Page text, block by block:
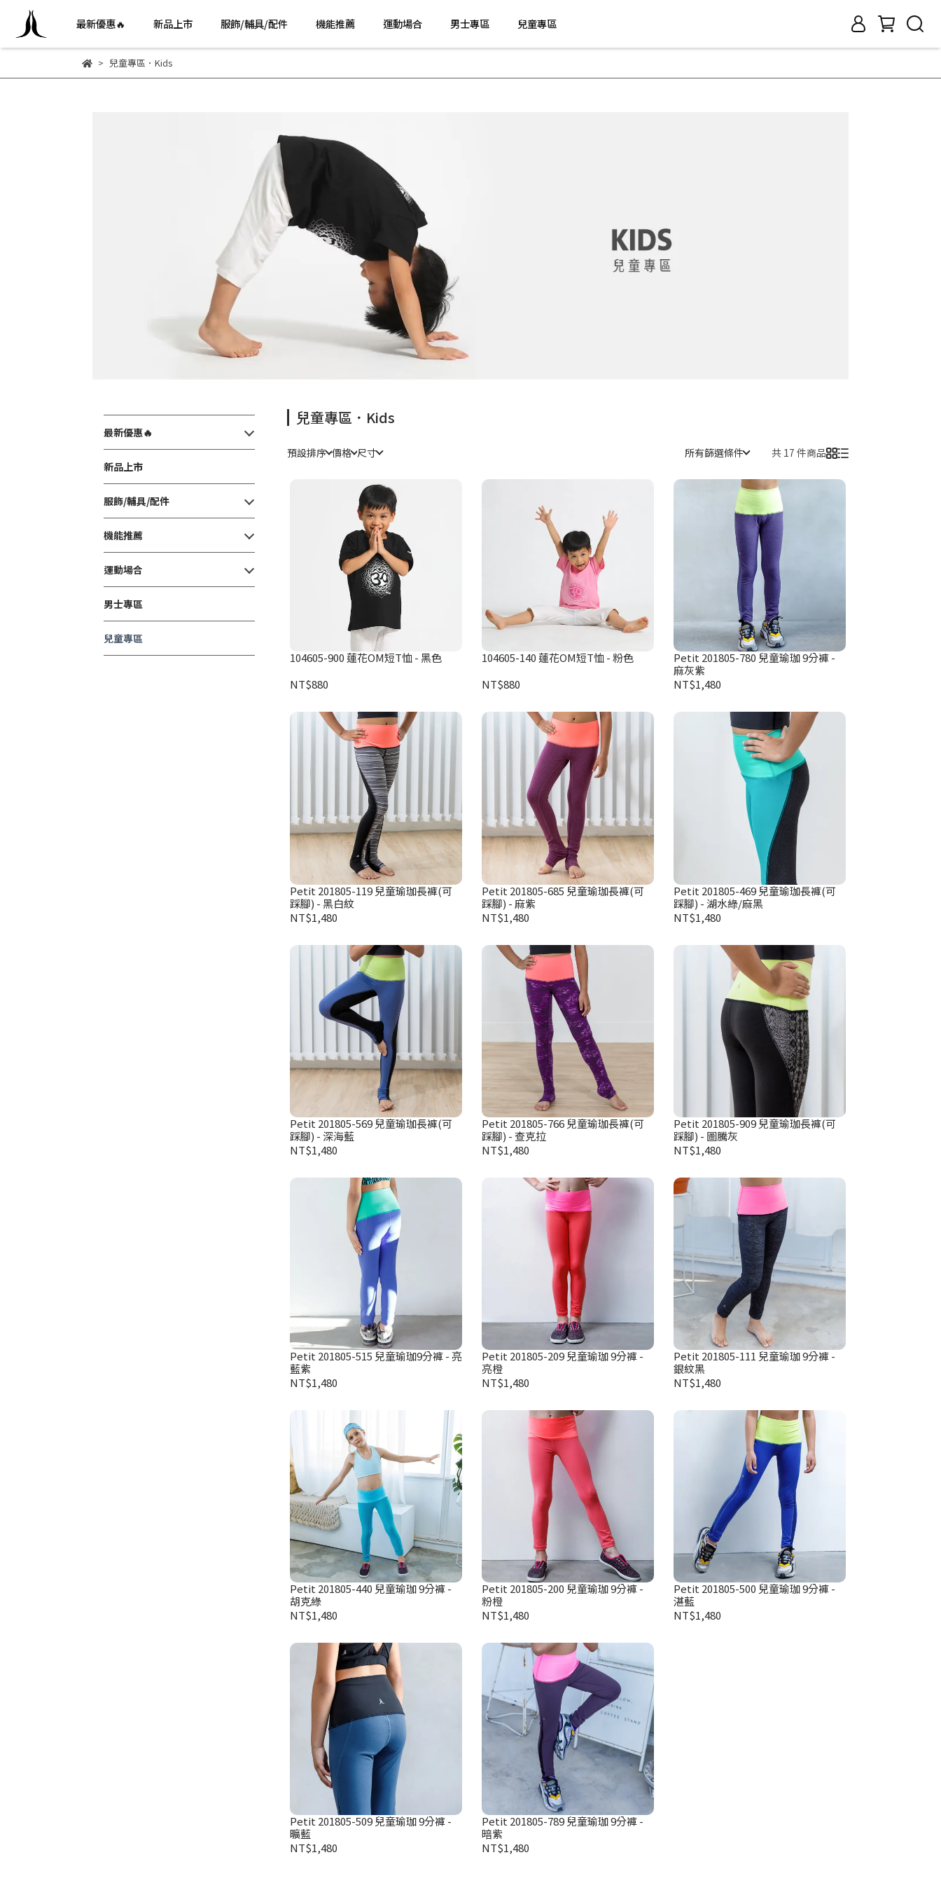
最新優惠🔥 新品上市 服飾/輔具/配件 機能推薦 運動場合 男士專區 兒童專區
兒童專區．Kids
最新優惠🔥
新品上市
服飾/輔具/配件
機能推薦
運動場合
男士專區
兒童專區
兒童專區．Kids
預設排序 價格 尺寸 所有篩選條件 共 17 件商品
104605-900 蓮花OM短T恤 - 黑色
NT$880
104605-140 蓮花OM短T恤 - 粉色
NT$880
Petit 201805-780 兒童瑜珈 9分褲 -
麻灰紫
NT$1,480
Petit 201805-119 兒童瑜珈長褲(可
踩腳) - 黑白紋
NT$1,480
Petit 201805-685 兒童瑜珈長褲(可
踩腳) - 麻紫
NT$1,480
Petit 201805-469 兒童瑜珈長褲(可
踩腳) - 湖水綠/麻黑
NT$1,480
Petit 201805-569 兒童瑜珈長褲(可
踩腳) - 深海藍
NT$1,480
Petit 201805-766 兒童瑜珈長褲(可
踩腳) - 查克拉
NT$1,480
Petit 201805-909 兒童瑜珈長褲(可
踩腳) - 圖騰灰
NT$1,480
Petit 201805-515 兒童瑜珈9分褲 - 亮
藍紫
NT$1,480
Petit 201805-209 兒童瑜珈 9分褲 -
亮橙
NT$1,480
Petit 201805-111 兒童瑜珈 9分褲 -
銀紋黑
NT$1,480
Petit 201805-440 兒童瑜珈 9分褲 -
胡克綠
NT$1,480
Petit 201805-200 兒童瑜珈 9分褲 -
粉橙
NT$1,480
Petit 201805-500 兒童瑜珈 9分褲 -
湛藍
NT$1,480
Petit 201805-509 兒童瑜珈 9分褲 -
曠藍
NT$1,480
Petit 201805-789 兒童瑜珈 9分褲 -
暗紫
NT$1,480